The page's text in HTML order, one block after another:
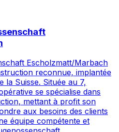
Escholzmatt/Marbach
reconnue, implantée
Suisse. Située au 7,
se spécialise dans
mettant à profit son
aux besoins des clients
équipe compétente et